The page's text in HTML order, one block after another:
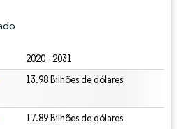
2020 - 2031
13.98 Bilhões de dólares
17.89 Bilhões de dólares